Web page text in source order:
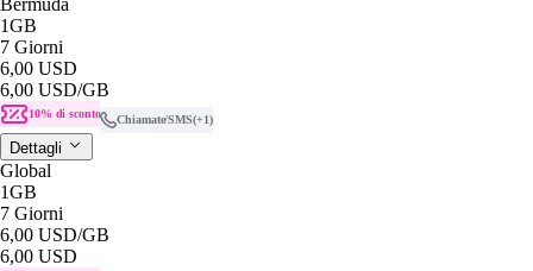
1GB
7 Giorni
6,00 USD
6,00 USD/GB
10% di sconto Chiamate/SMS(+1)
Dettagli
Global
1GB
7 Giorni
6,00 USD/GB
6,00 USD